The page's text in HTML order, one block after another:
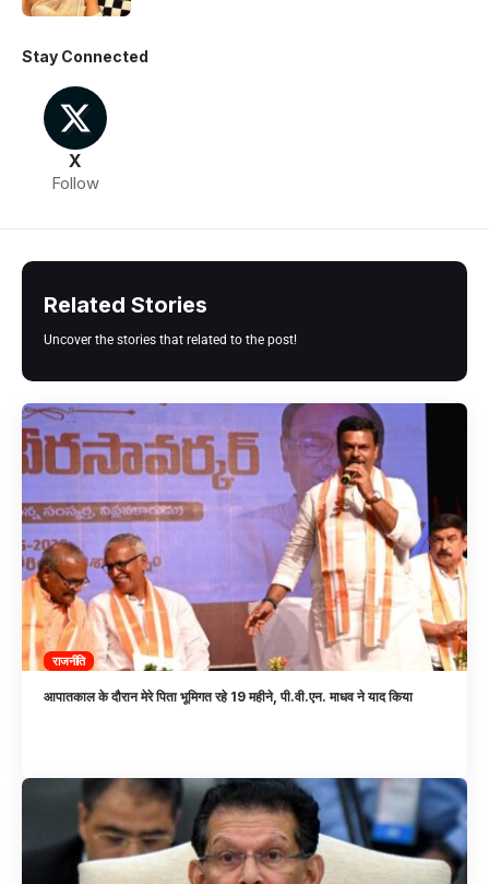
Stay Connected
X
Follow
Related Stories
Uncover the stories that related to the post!
राजनीति
आपातकाल के दौरान मेरे पिता भूमिगत रहे 19 महीने, पी.वी.एन. माधव ने याद किया